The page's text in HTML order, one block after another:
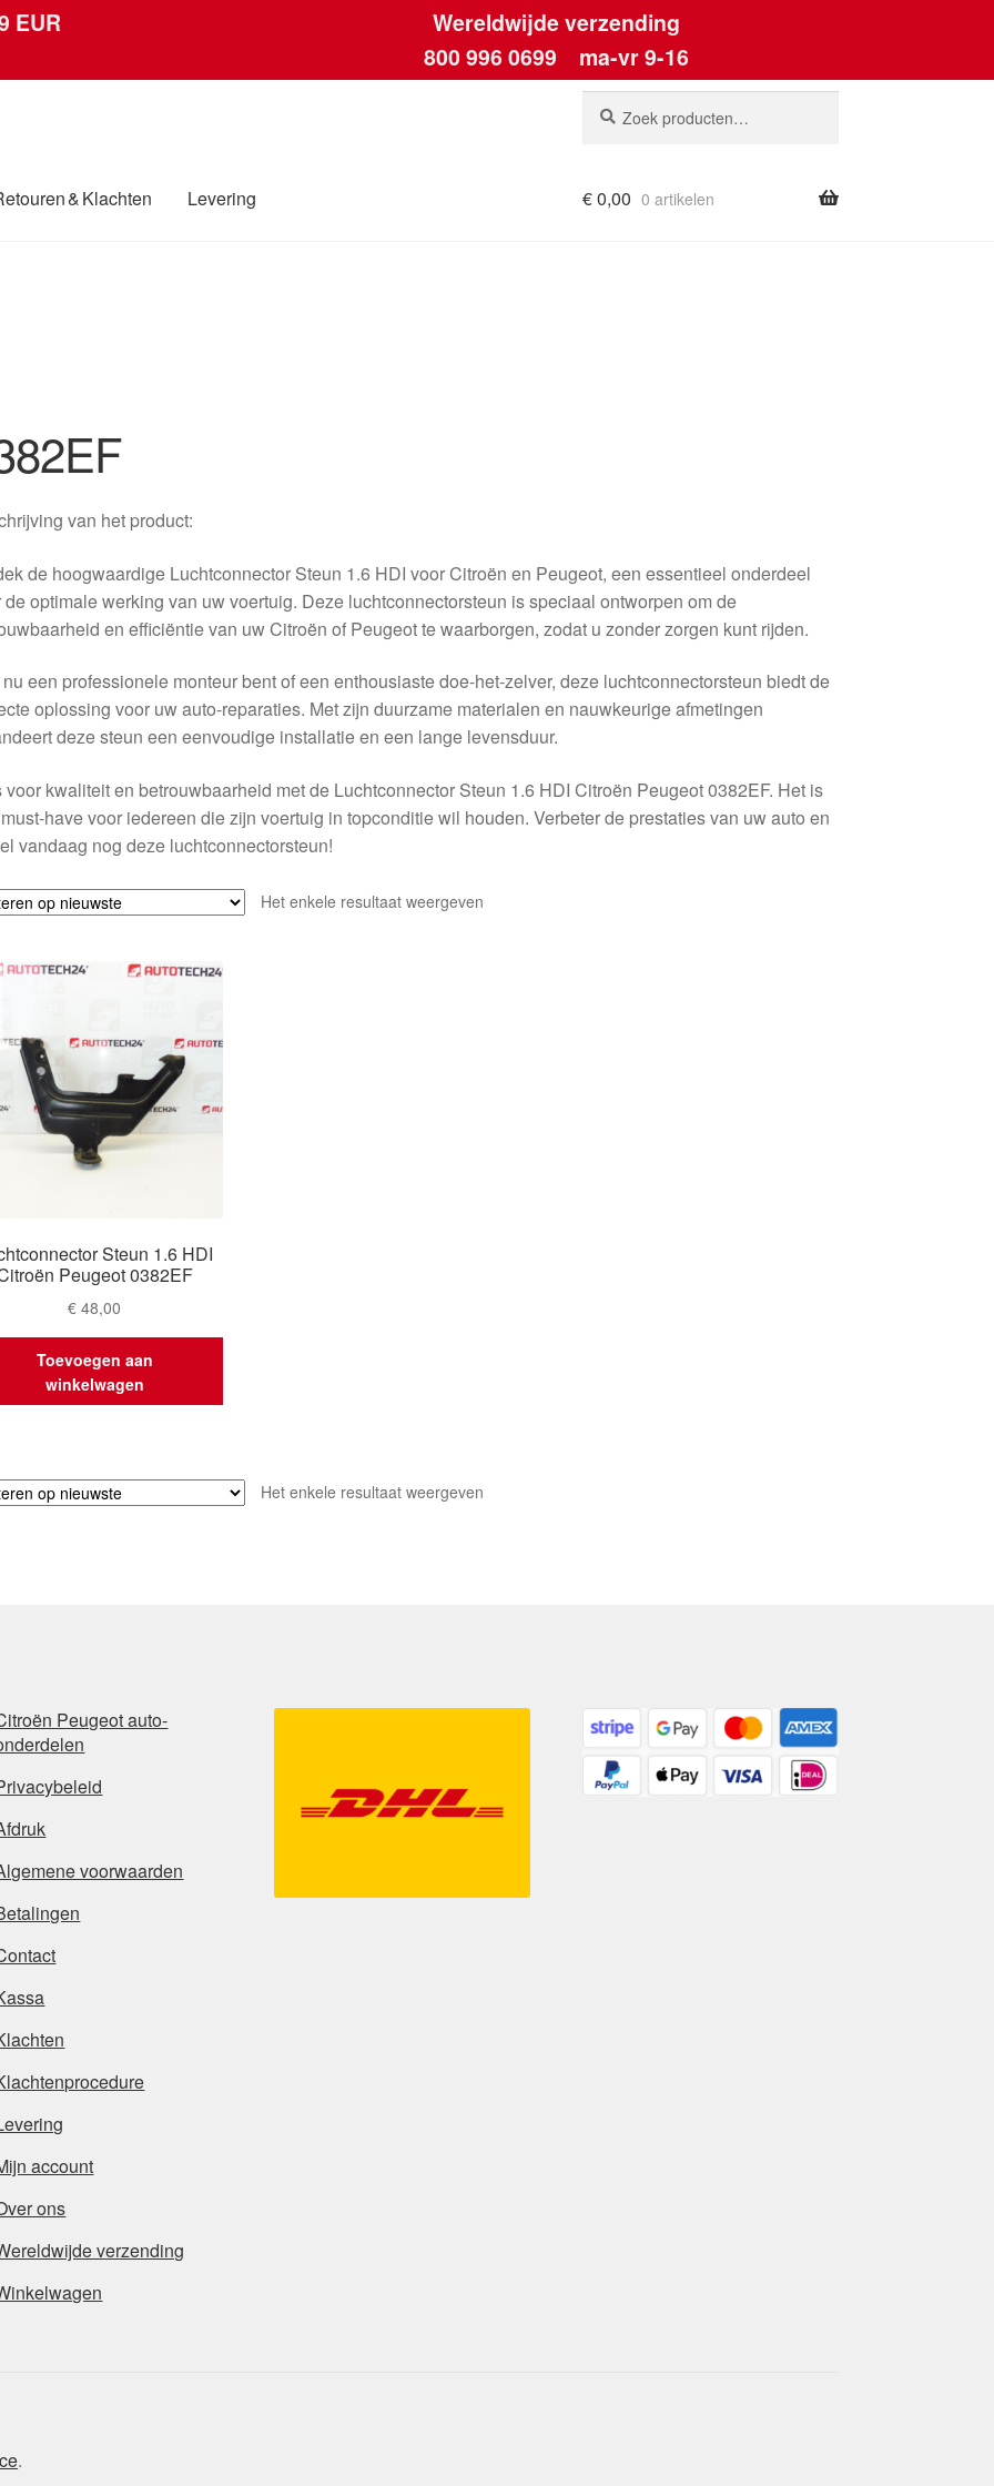
EUR
Wereldwijde verzending
800 996 0699 ma-vr 9-16
naar:
& Klachten Levering €0,00 0 artikelen
van het product:
de hoogwaardige Luchtconnector Steun 1.6 HDI voor Citroën en Peugeot, een essentieel onderdeel
de optimale werking van uw voertuig. Deze luchtconnectorsteun is speciaal ontworpen om de
en efficiëntie van uw Citroën of Peugeot te waarborgen, zodat u zonder zorgen kunt rijden.
een professionele monteur bent of een enthousiaste doe-het-zelver, deze luchtconnectorsteun biedt de
oplossing voor uw auto-reparaties. Met zijn duurzame materialen en nauwkeurige afmetingen
deze steun een eenvoudige installatie en een lange levensduur.
voor kwaliteit en betrouwbaarheid met de Luchtconnector Steun 1.6 HDI Citroën Peugeot 0382EF. Het is
have voor iedereen die zijn voertuig in topconditie wil houden. Verbeter de prestaties van uw auto en
vandaag nog deze luchtconnectorsteun!
Het enkele resultaat weergeven
Steun 1.6 HDI
Peugeot 0382EF
€ 48,00
Toevoegen aan
winkelwagen
Het enkele resultaat weergeven
Peugeot auto-
voorwaarden
account
ons
verzending
.